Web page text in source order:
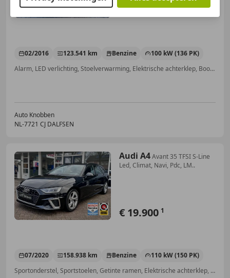
€ 13.800
02/2016 123.541 km Benzine
100 kW (136 PK)
Alarm, LED verlichting, Stoelverwarming, Elektrische achterklep, Boordcomputer, Parkeerhulp voor, Parkeerhulp achter, Cruise control
Auto Knobben
NL-7721 CJ DALFSEN
Audi A4Avant 35 TFSI S-Line
Led, Climat, Navi, Pdc, LM..
€ 19.900 1
07/2020 158.938 km Benzine
110 kW (150 PK)
Sportonderstel, Sportstoelen, Getinte ramen, Elektrische achterklep, Spoiler, Garantie, Lederen stuurwiel, Schakelflippers